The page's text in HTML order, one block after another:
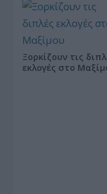
Ξορκίζουν τις
εκλογές στο